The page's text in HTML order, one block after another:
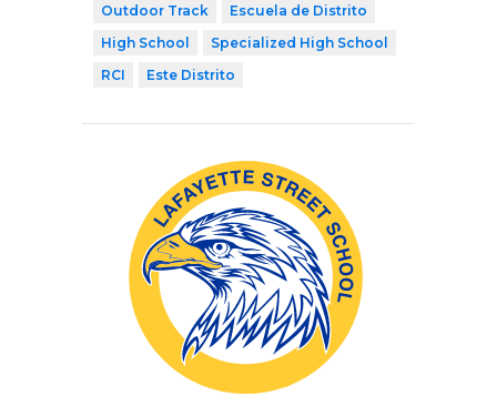
Outdoor Track
Escuela de Distrito
High School
Specialized High School
RCI
Este Distrito